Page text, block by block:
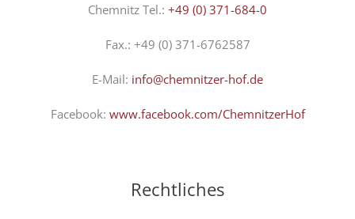
Chemnitz Tel.: +49 (0) 371-684-0
Fax.: +49 (0) 371-6762587
E-Mail: info@chemnitzer-hof.de
Facebook: www.facebook.com/ChemnitzerHof
Rechtliches